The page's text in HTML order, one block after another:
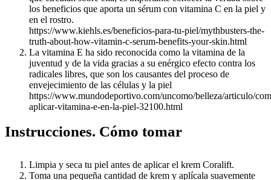
los beneficios que aporta un sérum con vitamina C en la piel y
en el rostro.
https://www.kiehls.es/beneficios-para-tu-piel/mythbusters-the-
truth-about-how-vitamin-c-serum-benefits-your-skin.html
La vitamina E ha sido reconocida como la vitamina de la
juventud y de la vida gracias a su enérgico efecto contra los
radicales libres, que son los causantes del proceso de
envejecimiento de las células y la piel
https://www.mundodeportivo.com/uncomo/belleza/articulo/
aplicar-vitamina-e-en-la-piel-32100.html
Instrucciones. Cómo tomar
Limpia y seca tu piel antes de aplicar el krem Coralift.
Toma una pequeña cantidad de krem y aplícala suavemente